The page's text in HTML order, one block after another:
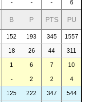
- - - 6
B P PTS PU
152 193 345 1557
18 26 44 311
1 6 7 10
- 2 2 4
125 222 347 544